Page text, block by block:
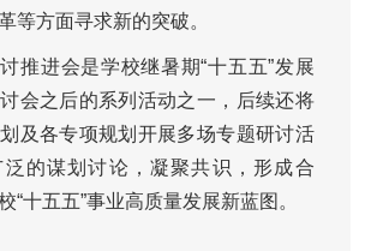
等方面寻求新的突破。
推进会是学校继暑期“十五五”发展
会之后的系列活动之一，后续还将
及各专项规划开展多场专题研讨活
的谋划讨论，凝聚共识，形成合
“十五五”事业高质量发展新蓝图。